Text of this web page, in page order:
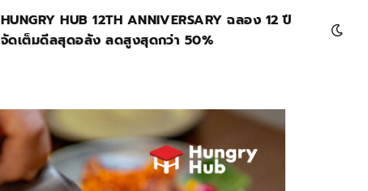
HUNGRY HUB 12TH ANNIVERSARY ฉลอง 12 ปี
จัดเต็มดีลสุดอลัง ลดสูงสุดกว่า 50%